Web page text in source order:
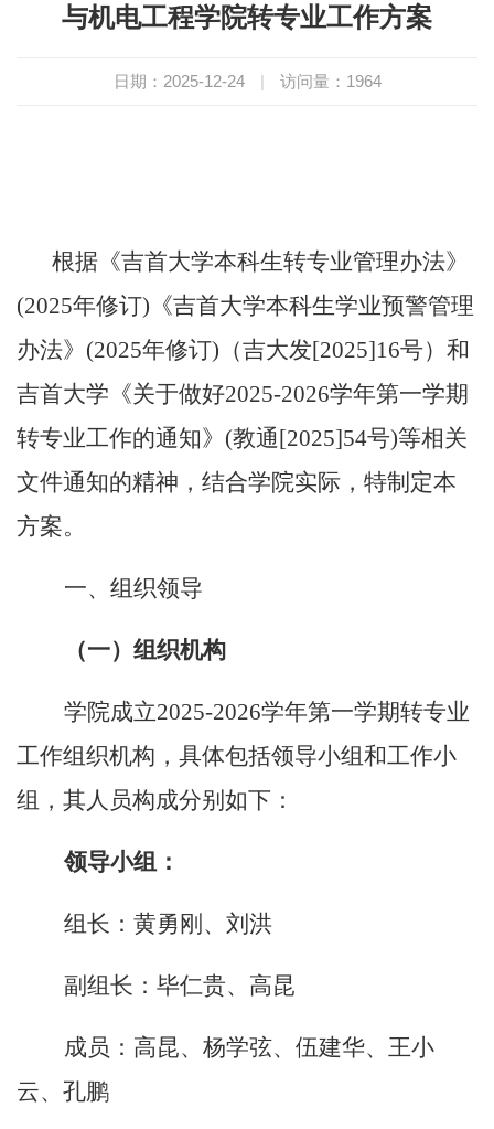
与机电工程学院转专业工作方案
日期：2025-12-24 | 访问量： 1964
根据 《吉首大学本科生转专业管理办法》
(2025年修订)《吉首大学本科生学业预警管理
办法》(2025年修订)（吉大发[2025]16号）和
吉首大学《关于做好2025-2026学年第一学期
转专业工作的通知》(教通[2025]54号)等相关
文件通知的精神，结合学院实际，特制定本
方案。
一、组织领导
（一）组织机构
学院成立2025-2026学年第一学期转专业
工作组织机构，具体包括领导小组和工作小
组，其人员构成分别如下：
领导小组：
组长：黄勇刚、刘洪
副组长：毕仁贵、高昆
成员：高昆、杨学弦、伍建华、王小
云、孔鹏